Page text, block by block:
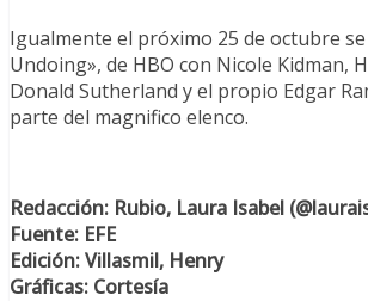
Igualmente el próximo 25 de octubre
Undoing», de HBO con Nicole Kidman,
Donald Sutherland y el propio Edgar
parte del magnifico elenco.
Redacción: Rubio, Laura Isabel
Fuente: EFE
Edición: Villasmil, Henry
Gráficas: Cortesía